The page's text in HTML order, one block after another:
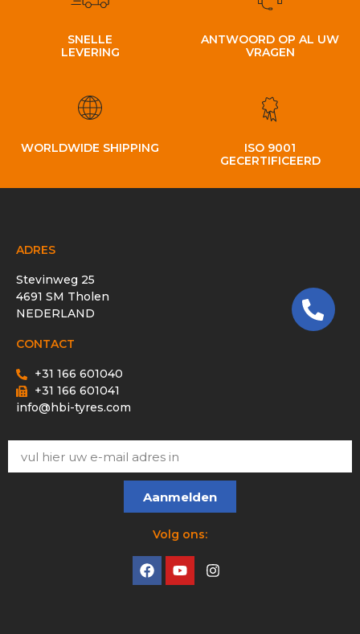
SNELLE
LEVERING
ANTWOORD OP AL UW
VRAGEN
WORLDWIDE SHIPPING
ISO 9001
GECERTIFICEERD
ADRES
Stevinweg 25
4691 SM Tholen
NEDERLAND
CONTACT
+31 166 601040
+31 166 601041
info@hbi-tyres.com
Aanmelden
Volg ons: